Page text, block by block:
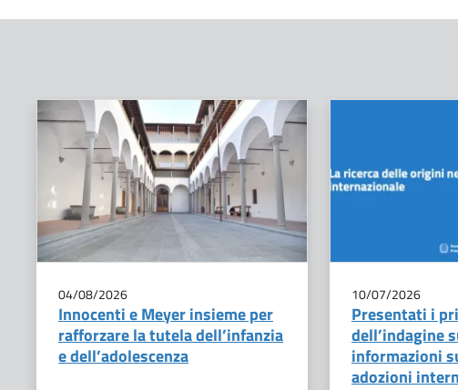
04/08/2026
Innocenti e Meyer insieme per
rafforzare la tutela dell’infanzia
e dell’adolescenza
10/07/2026
Presentati i
dell’indagine
informazioni
adozioni